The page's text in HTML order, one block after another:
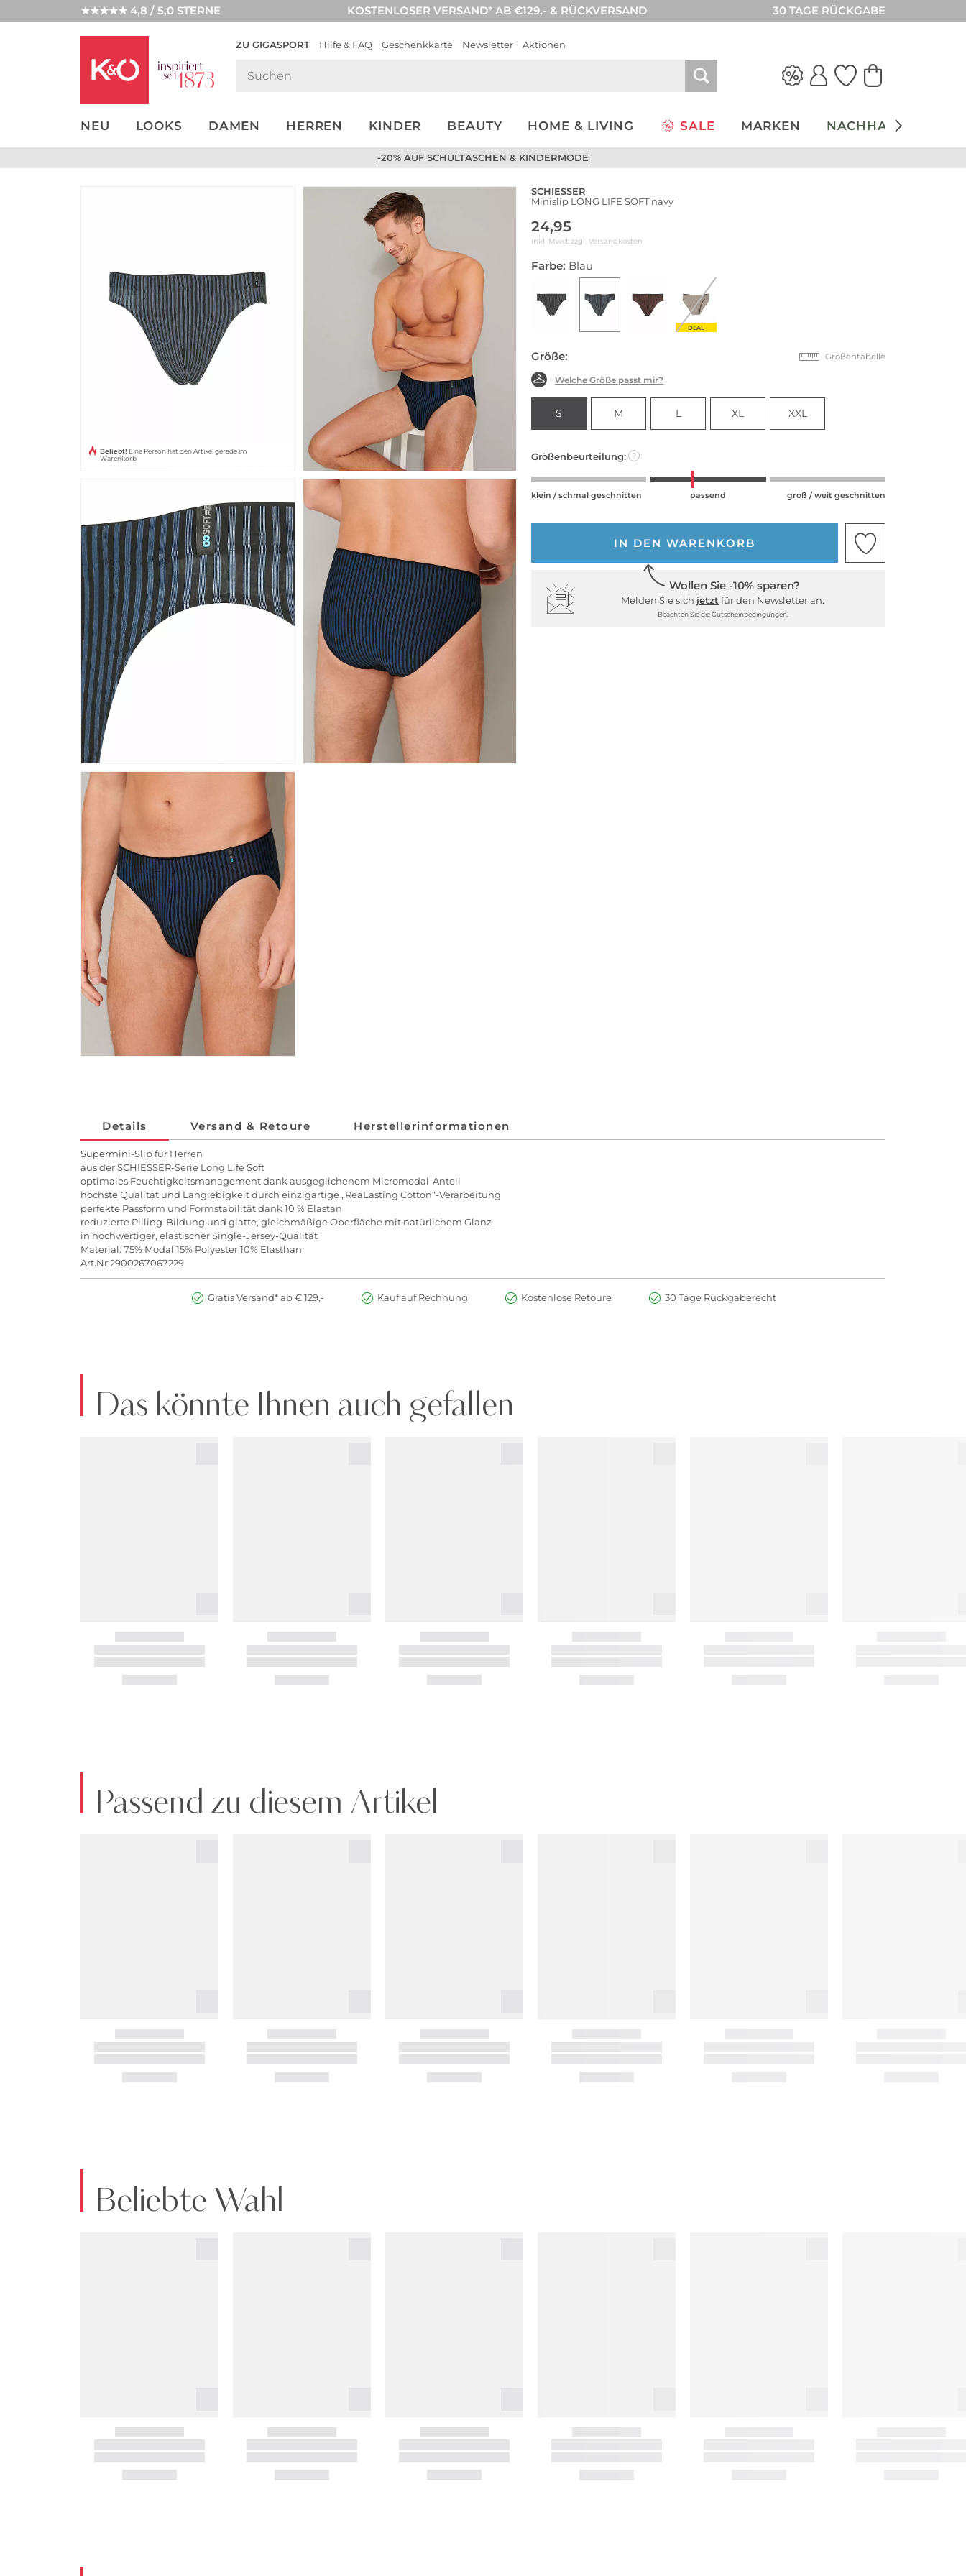
★★★★★ 4,8 / 5,0 STERNE KOSTENLOSER VERSAND* AB €129,- & RÜCKVERSAND 30 TAGE RÜCKGABE
ZU GIGASPORT Hilfe & FAQ Geschenkkarte Newsletter Aktionen
NEU LOOKS DAMEN HERREN KINDER BEAUTY HOME & LIVING SALE MARKEN NACHHALTIGKEIT
NEW IN
WEDDING
-20% AUF SCHULTASCHEN & KINDERMODE
Beliebt! Eine Person hat den Artikel gerade im
Warenkorb
SCHIESSER
Minislip LONG LIFE SOFT navy
24,95
inkl. Mwst zzgl. Versandkosten
Farbe: Blau
DEAL
Größe: Größentabelle
Welche Größe passt mir?
S M L XL XXL
Größenbeurteilung: ?
klein / schmal geschnitten passend groß / weit geschnitten
IN DEN WARENKORB
Wollen Sie -10% sparen?
Melden Sie sich jetzt für den Newsletter an.
Beachten Sie die Gutscheinbedingungen.
Details Versand & Retoure Herstellerinformationen
Supermini-Slip für Herren
aus der SCHIESSER-Serie Long Life Soft
optimales Feuchtigkeitsmanagement dank ausgeglichenem Micromodal-Anteil
höchste Qualität und Langlebigkeit durch einzigartige „ReaLasting Cotton“-Verarbeitung
perfekte Passform und Formstabilität dank 10 % Elastan
reduzierte Pilling-Bildung und glatte, gleichmäßige Oberfläche mit natürlichem Glanz
in hochwertiger, elastischer Single-Jersey-Qualität
Material: 75% Modal 15% Polyester 10% Elasthan
Art.Nr:2900267067229
Gratis Versand* ab € 129,- Kauf auf Rechnung Kostenlose Retoure 30 Tage Rückgaberecht
Das könnte Ihnen auch gefallen
Passend zu diesem Artikel
Beliebte Wahl